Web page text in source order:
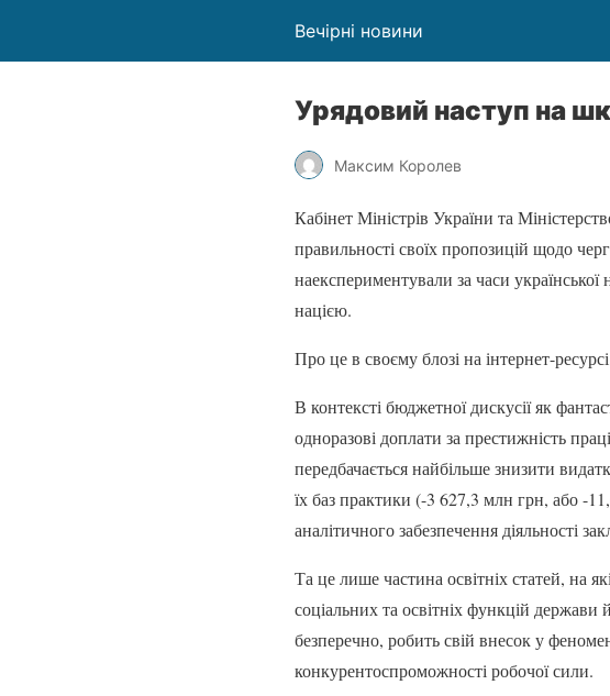
Вечірні новини
Урядовий наступ на
Максим Королев
Кабінет Міністрів України та
правильності своїх пропозицій щодо
наекспериментували за часи
нацією.
Про це в своєму блозі на інтернет-ресурсі
В контексті бюджетної дискусії як
одноразові доплати за престижність
передбачається найбільше знизити
їх баз практики (-3 627,3 млн грн, або -
аналітичного забезпечення діяльності
Та це лише частина освітніх статей, на
соціальних та освітніх функцій
безперечно, робить свій внесок у
конкурентоспроможності робочої сили.